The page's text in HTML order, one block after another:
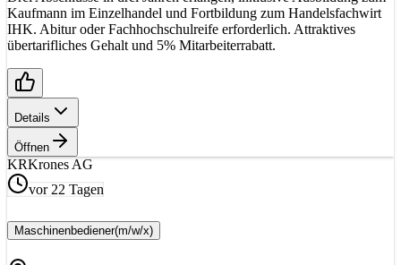
Kaufmann im Einzelhandel und Fortbildung zum Handelsfachwirt
IHK. Abitur oder Fachhochschulreife erforderlich. Attraktives
übertarifliches Gehalt und 5% Mitarbeiterrabatt.
Details
Öffnen
KRKrones AG
vor 22 Tagen
Maschinenbediener(m/w/x)